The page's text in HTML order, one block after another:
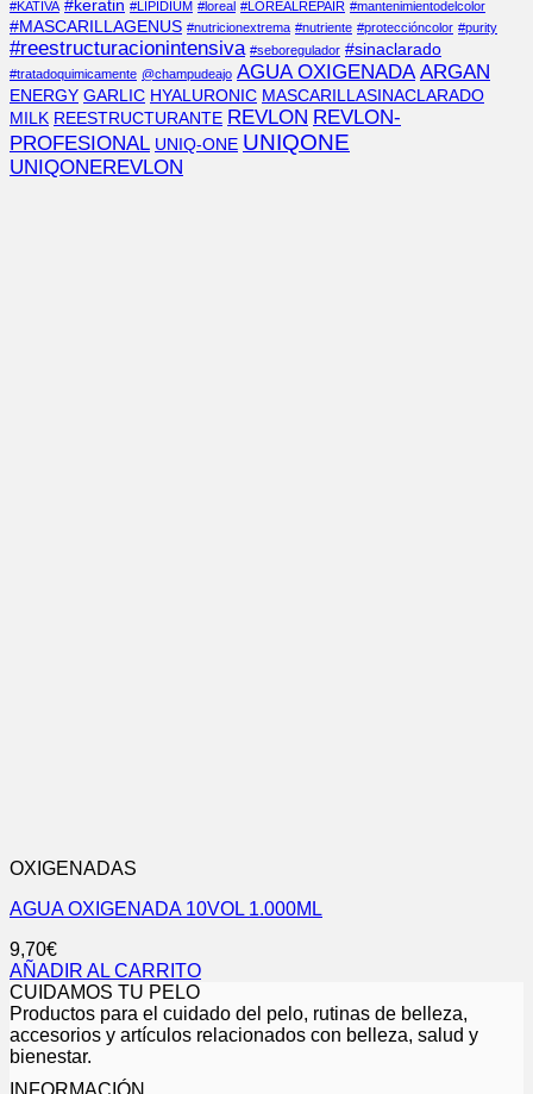
#KATIVA #keratin #LIPIDIUM #loreal #LOREALREPAIR #mantenimientodelcolor
#MASCARILLAGENUS #nutricionextrema #nutriente #proteccióncolor #purity
#reestructuracionintensiva #seboregulador #sinaclarado
#tratadoquimicamente @champudeajo AGUA OXIGENADA ARGAN
ENERGY GARLIC HYALURONIC MASCARILLASINACLARADO
MILK REESTRUCTURANTE REVLON REVLON-
PROFESIONAL UNIQ-ONE UNIQONE
UNIQONEREVLON
OXIGENADAS
AGUA OXIGENADA 10VOL 1.000ML
9,70€
AÑADIR AL CARRITO
CUIDAMOS TU PELO
Productos para el cuidado del pelo, rutinas de belleza,
accesorios y artículos relacionados con belleza, salud y
bienestar.